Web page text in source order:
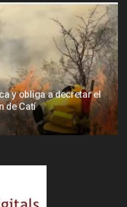
y obliga a decretar el
de Catí